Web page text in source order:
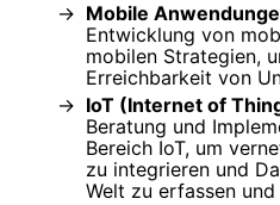
Mobile
Entwicklung von
mobilen Strategien,
Erreichbarkeit von
IoT (Internet of
Beratung und
Bereich IoT, um
zu integrieren und
Welt zu erfassen